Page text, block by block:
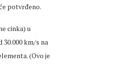
potvrđeno.
cinka) u
km/s na
(Ovo je